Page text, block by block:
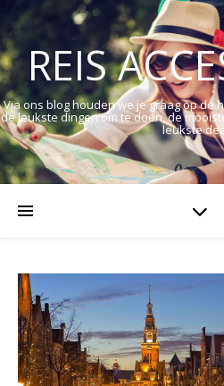
REIS
Via ons blog houden we je graag op de
de leukste dingen om te doen, de
leukste